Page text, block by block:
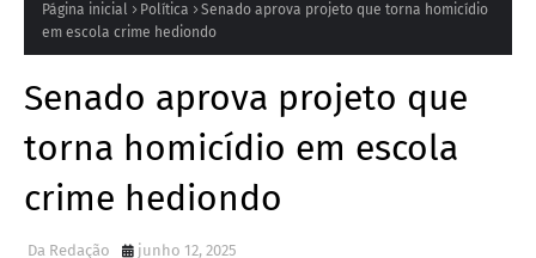
Página inicial Política
Senado aprova projeto que torna homicídio
em escola crime hediondo
Senado aprova projeto que
torna homicídio em escola
crime hediondo
Da Redação junho 12, 2025